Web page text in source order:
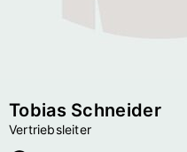
Tobias Schneider
Vertriebsleiter